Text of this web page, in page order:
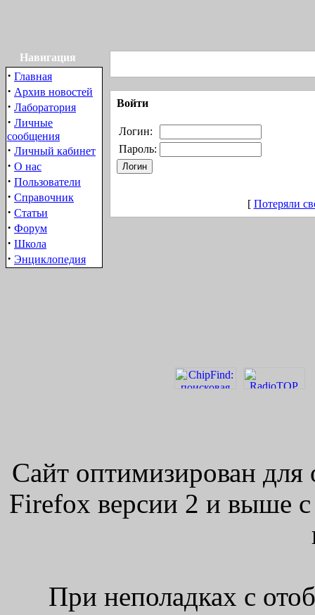
Навигация
· Главная
· Архив новостей
· Лаборатория
· Личные
сообщения
· Личный кабинет
· О нас
· Пользователи
· Справочник
· Статьи
· Форум
· Школа
· Энциклопедия
Войти
Логин:
Пароль:
[ Потеряли
Сайт оптимизирован для
Firefox версии 2 и выше
При неполадках с